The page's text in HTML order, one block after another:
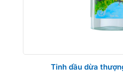
Tinh dầu dừa